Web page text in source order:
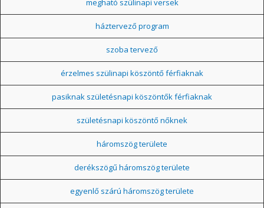
megható szülinapi versek
háztervező program
szoba tervező
érzelmes szülinapi köszöntő férfiaknak
pasiknak születésnapi köszöntők férfiaknak
születésnapi köszöntő nőknek
háromszög területe
derékszögű háromszög területe
egyenlő szárú háromszög területe